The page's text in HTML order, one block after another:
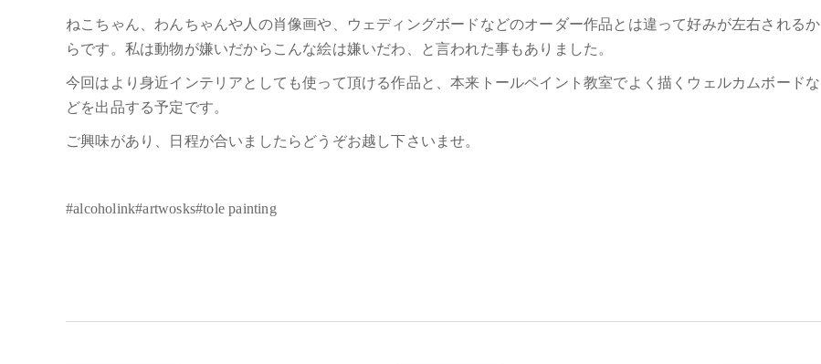
ねこちゃん、わんちゃんや人の肖像画や、ウェディングボードなどのオーダー作品とは違って好みが左右されるか
らです。私は動物が嫌いだからこんな絵は嫌いだわ、と言われた事もありました。
今回はより身近インテリアとしても使って頂ける作品と、本来トールペイント教室でよく描くウェルカムボードな
どを出品する予定です。
ご興味があり、日程が合いましたらどうぞお越し下さいませ。
#alcoholink#artwosks#tole painting